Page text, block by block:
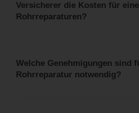
Versicherer die Kosten für eine
Rohrreparaturen?
Welche Genehmigungen sind
Rohrreparatur notwendig?